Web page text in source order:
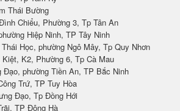
Thái Bường
Chiểu, Phường 3, Tp Tân An
Hiệp Ninh, TP Tây Ninh
Học, phường Ngô Mây, Tp Quy Nhơn
Kiệt, K2, Phường 6, Tp Cà Mau
Đạo, phường Tiền An, TP Bắc Ninh
Trứ, TP Tuy Hòa
Đạo, Tp Đồng Hới
TP Đông Hà